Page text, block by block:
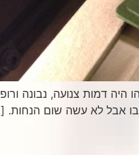
דר׳ שמריהו היה דמות צנועה,
אבל לא עשה שום הנחות.